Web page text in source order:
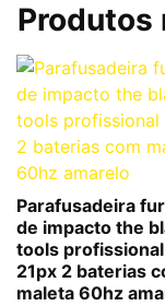
Produtos
Parafusadeira
de impacto the
tools
21px 2 baterias
maleta 60hz